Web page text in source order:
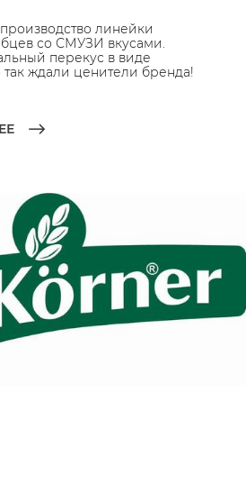
линейки
со СМУЗИ вкусами.
перекус в виде
так ждали ценители бренда!